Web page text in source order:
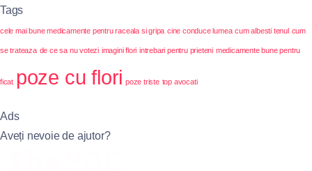
Tags
cele mai bune medicamente pentru raceala si gripa cine conduce lumea cum albesti tenul cum
se trateaza de ce sa nu votezi imagini flori intrebari pentru prieteni medicamente bune pentru
ficat poze cu flori poze triste top avocati
Ads
Aveți nevoie de ajutor?